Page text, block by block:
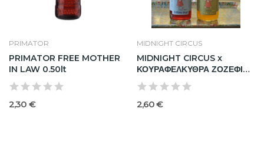
PRIMATOR
PRIMATOR FREE MOTHER
IN LAW 0.50lt
2,30 €
MIDNIGHT CIRCUS
MIDNIGHT CIRCUS x
ΚΟΥΡΑΦΕΛΚΥΘΡΑ ΖΟΖΕΦΙΝΑ
ΜΟΧΙΤΟ...
2,60 €